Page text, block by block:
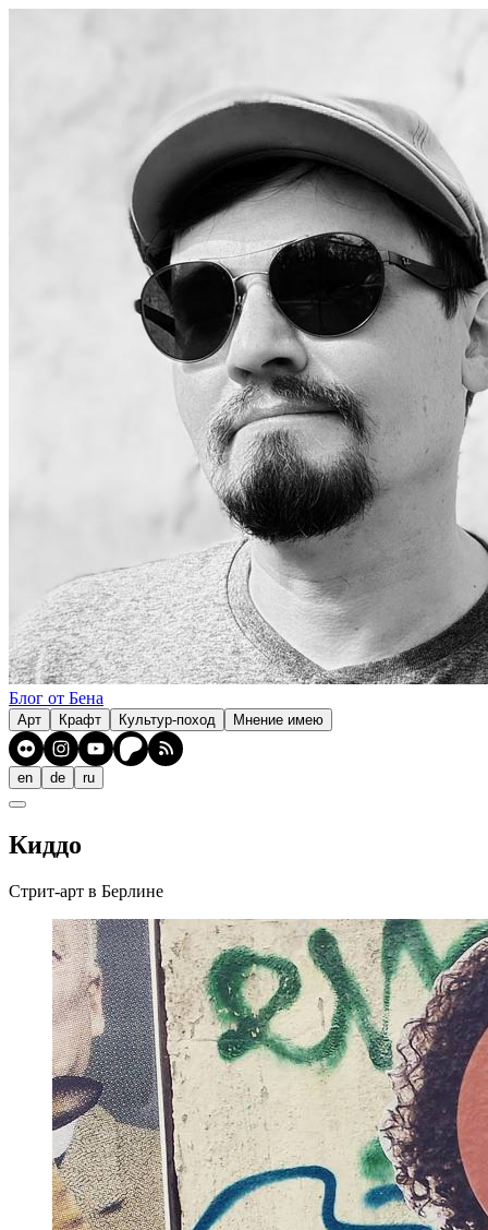
Блог от Бена
Арт Крафт Культур-поход Мнение имею
en de ru
Киддо
Стрит-арт в Берлине